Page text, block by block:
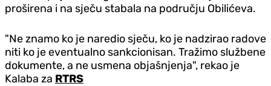
proširena i na sječu stabala na području Obilićeva.
"Ne znamo ko je naredio sječu, ko je nadzirao radove
niti ko je eventualno sankcionisan. Tražimo službene
dokumente, a ne usmena objašnjenja", rekao je
Kalaba za RTRS